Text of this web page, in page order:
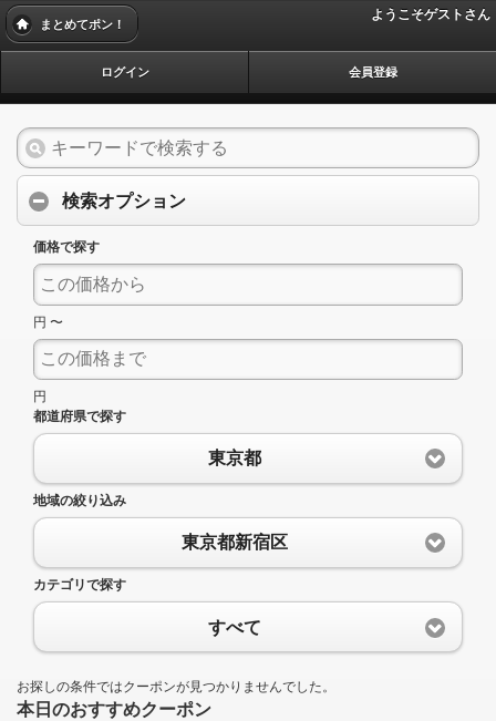
まとめてポン！
ようこそゲストさん
ログイン 会員登録
検索オプション
価格で探す
円 〜
円
都道府県で探す
東京都
地域の絞り込み
東京都新宿区
カテゴリで探す
すべて
お探しの条件ではクーポンが見つかりませんでした。
本日のおすすめクーポン